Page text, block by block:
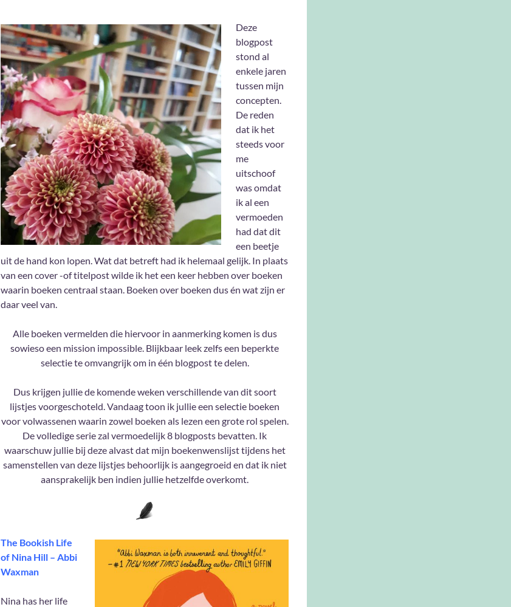
Deze
blogpost
stond al
enkele jaren
tussen mijn
concepten.
De reden
dat ik het
steeds voor
me
uitschoof
was omdat
ik al een
vermoeden
had dat dit
een beetje
uit de hand kon lopen. Wat dat betreft had ik helemaal gelijk. In plaats
van een cover -of titelpost wilde ik het een keer hebben over boeken
waarin boeken centraal staan. Boeken over boeken dus én wat zijn er
daar veel van.
Alle boeken vermelden die hiervoor in aanmerking komen is dus
sowieso een mission impossible. Blijkbaar leek zelfs een beperkte
selectie te omvangrijk om in één blogpost te delen.
Dus krijgen jullie de komende weken verschillende van dit soort
lijstjes voorgeschoteld. Vandaag toon ik jullie een selectie boeken
voor volwassenen waarin zowel boeken als lezen een grote rol spelen.
De volledige serie zal vermoedelijk 8 blogposts bevatten. Ik
waarschuw jullie bij deze alvast dat mijn boekenwenslijst tijdens het
samenstellen van deze lijstjes behoorlijk is aangegroeid en dat ik niet
aansprakelijk ben indien jullie hetzelfde overkomt.
The Bookish Life
of Nina Hill – Abbi
Waxman
Nina has her life